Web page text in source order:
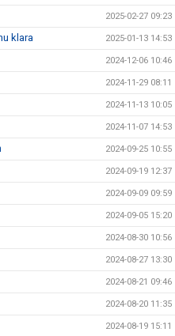
2025-02-27 09:23
klara 2025-01-13 14:53
2024-12-06 10:46
2024-11-29 08:11
2024-11-13 10:05
2024-11-07 14:53
2024-09-25 10:55
2024-09-19 12:37
2024-09-09 09:59
2024-09-05 15:20
2024-08-30 10:56
2024-08-27 13:30
2024-08-21 09:46
2024-08-20 11:35
2024-08-19 15:11